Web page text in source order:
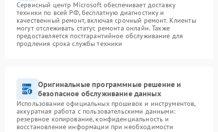
Сервисный центр Microsoft обеспечивает доставку
техники по всей РФ, бесплатную диагностику и
качественный ремонт, включая срочный ремонт. Клиенты
могут отслеживать статус ремонта онлайн. Также
предоставляется постгарантийное обслуживание для
продления срока службы техники
Оригинальные программные решение и
безопасное обслуживание данных
Использование официальных прошивок и инструментов,
аккуратная работа с пользовательскими данными:
резервное копирование, конфиденциальность и
восстановление информации при необходимости